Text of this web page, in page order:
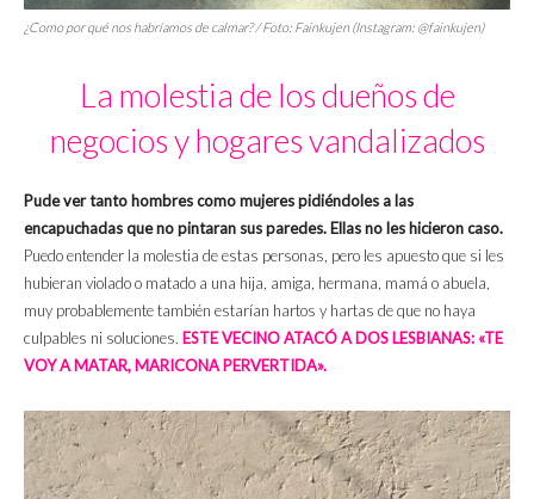
¿Como por qué nos habríamos de calmar? / Foto: Fainkujen (Instagram: @fainkujen)
La molestia de los dueños de
negocios y hogares vandalizados
Pude ver tanto hombres como mujeres pidiéndoles a las
encapuchadas que no pintaran sus paredes. Ellas no les hicieron caso.
Puedo entender la molestia de estas personas, pero les apuesto que si les
hubieran violado o matado a una hija, amiga, hermana, mamá o abuela,
muy probablemente también estarían hartos y hartas de que no haya
culpables ni soluciones. ESTE VECINO ATACÓ A DOS LESBIANAS: «TE
VOY A MATAR, MARICONA PERVERTIDA».